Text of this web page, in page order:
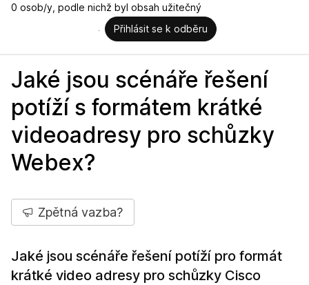
0 osob/y, podle nichž byl obsah užitečný
Přihlásit se k odběru
Jaké jsou scénáře řešení
potíží s formátem krátké
videoadresy pro schůzky
Webex?
Zpětná vazba?
Jaké jsou scénáře řešení potíží pro formát
krátké video adresy pro schůzky Cisco